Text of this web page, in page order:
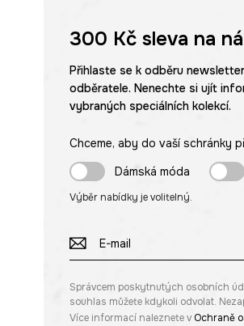
300 Kčsleva na
Přihlaste se k odběru
odběratele. Nenechte si ujít
vybraných speciálních kolekcí.
Chceme, aby do vaší schránky
Dámská móda
Výběr nabídky je volitelný.
Správcem poskytnutých osobních
souhlas můžete kdykoli odvolat.
Více informací naleznete v Ochraně